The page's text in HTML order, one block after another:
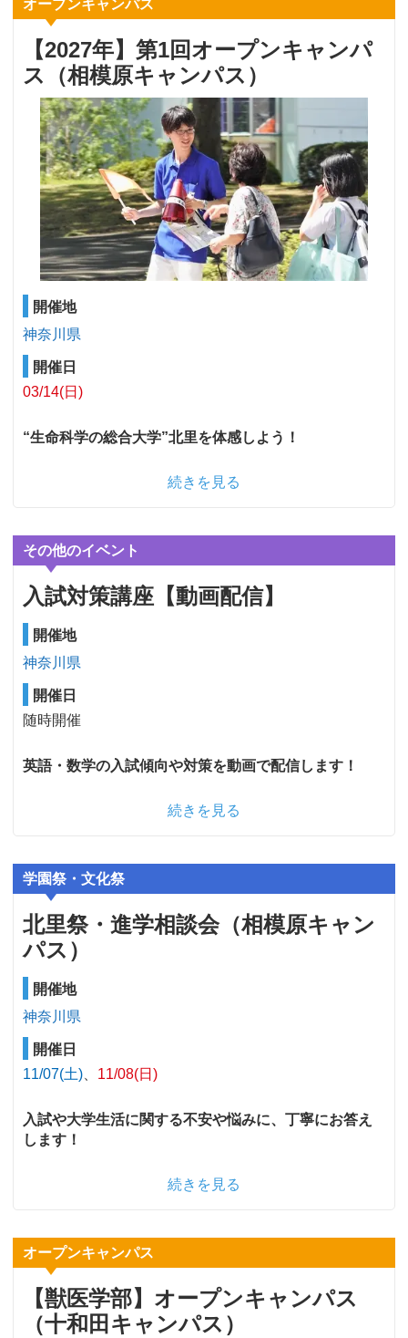
オープンキャンパス
【2027年】第1回オープンキャンパ
ス（相模原キャンパス）
開催地
神奈川県
開催日
03/14(日)
“生命科学の総合大学”北里を体感しよう！
続きを見る
その他のイベント
入試対策講座【動画配信】
開催地
神奈川県
開催日
随時開催
英語・数学の入試傾向や対策を動画で配信します！
続きを見る
学園祭・文化祭
北里祭・進学相談会（相模原キャン
パス）
開催地
神奈川県
開催日
11/07(土)
11/08(日)
入試や大学生活に関する不安や悩みに、丁寧にお答え
します！
続きを見る
オープンキャンパス
【獣医学部】オープンキャンパス
（十和田キャンパス）